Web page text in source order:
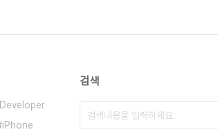
Developer
iPhone
검색